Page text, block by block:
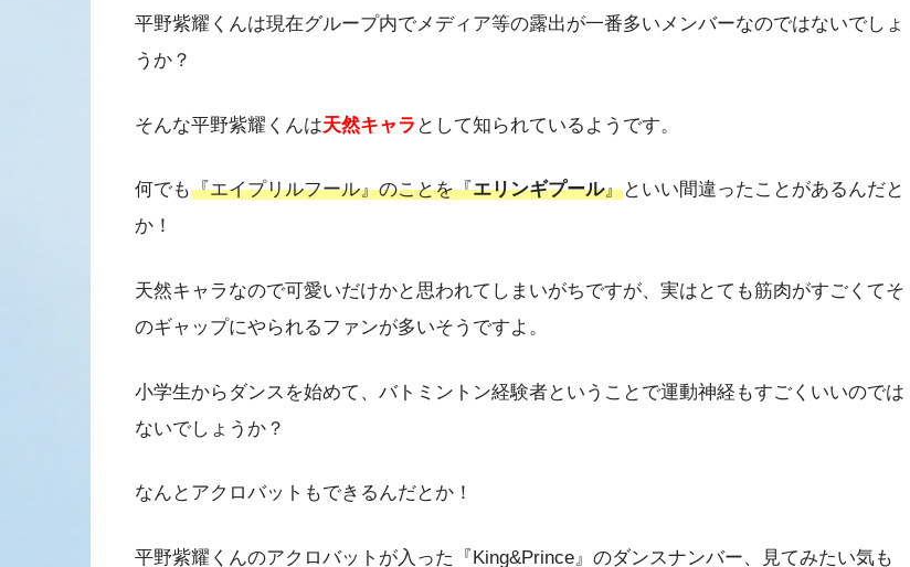
平野紫耀くんは現在グループ内でメディア等の露出が一番多いメンバーなのではないでしょ
うか？
そんな平野紫耀くんは天然キャラ として知られているようです。
何でも『エイプリルフール』のことを『エリンギプール』といい間違ったことがあるんだと
か！
天然キャラなので可愛いだけかと思われてしまいがちですが、実はとても筋肉がすごくてそ
のギャップにやられるファンが多いそうですよ。
小学生からダンスを始めて、バトミントン経験者ということで運動神経もすごくいいのでは
ないでしょうか？
なんとアクロバットもできるんだとか！
平野紫耀くんのアクロバットが入った『King&Prince』のダンスナンバー、見てみたい気も